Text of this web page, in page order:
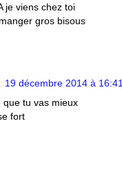
je viens chez toi
gros bisous
19 décembre 2014 à 16:41
que tu vas mieux
fort